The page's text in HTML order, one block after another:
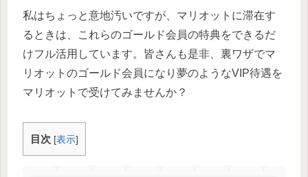
私はちょっと意地汚いですが、マリオットに滞在す
るときは、これらのゴールド会員の特典をできるだ
けフル活用しています。皆さんも是非、裏ワザでマ
リオットのゴールド会員になり夢のようなVIP待遇を
マリオットで受けてみませんか？
目次 [表示]